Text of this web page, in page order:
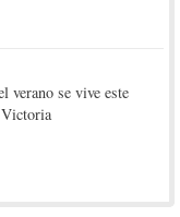
verano se vive este
Victoria